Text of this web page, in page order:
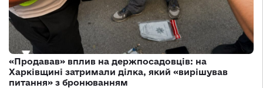
«Продавав» вплив на держпосадовців: на
Харківщині затримали ділка, який «вирішував
питання» з бронюванням